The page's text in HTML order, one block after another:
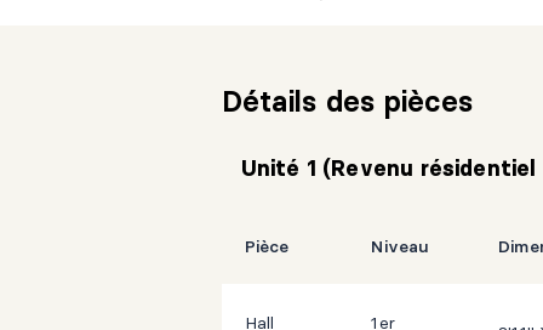
Détails des pièces
Unité 1 (Revenu
Pièce Niveau
Hall
1er